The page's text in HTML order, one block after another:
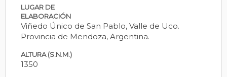
LUGAR DE
ELABORACIÓN
Viñedo Único de San Pablo, Valle de Uco.
Provincia de Mendoza, Argentina.
ALTURA (S.N.M.)
1350